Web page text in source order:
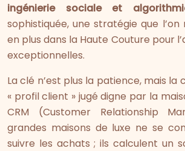
ingénierie sociale et
sophistiquée, une stratégie que
en plus dans la Haute Couture pour
exceptionnelles.
La clé n’est plus la patience, mais la
« profil client » jugé digne par la
CRM (Customer Relationship
grandes maisons de luxe ne se
suivre les achats ; ils calculent un